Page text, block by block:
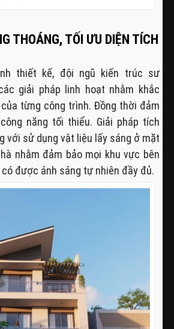
THOÁNG, TỐI ƯU DIỆN TÍCH
thiết kế, đội ngũ kiến trúc sư
giải pháp linh hoạt nhằm khắc
từng công trình. Đồng thời đảm
năng tối thiểu. Giải pháp tích
với sử dụng vật liệu lấy sáng ở mặt
nhằm đảm bảo mọi khu vực bên
được ánh sáng tự nhiên đầy đủ.